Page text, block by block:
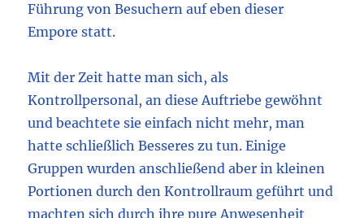
Führung von Besuchern auf eben dieser
Empore statt.
Mit der Zeit hatte man sich, als
Kontrollpersonal, an diese Auftriebe gewöhnt
und beachtete sie einfach nicht mehr, man
hatte schließlich Besseres zu tun. Einige
Gruppen wurden anschließend aber in kleinen
Portionen durch den Kontrollraum geführt und
machten sich durch ihre pure Anwesenheit